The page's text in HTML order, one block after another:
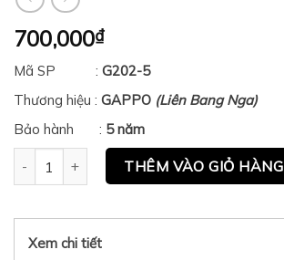
700,000₫
Mã SP : G202-5
Thương hiệu : GAPPO (Liên Bang Nga)
Bảo hành : 5 năm
Móc áo Gappo G202-5 quantityTHÊM VÀO GIỎ HÀNG
Xem chi tiết